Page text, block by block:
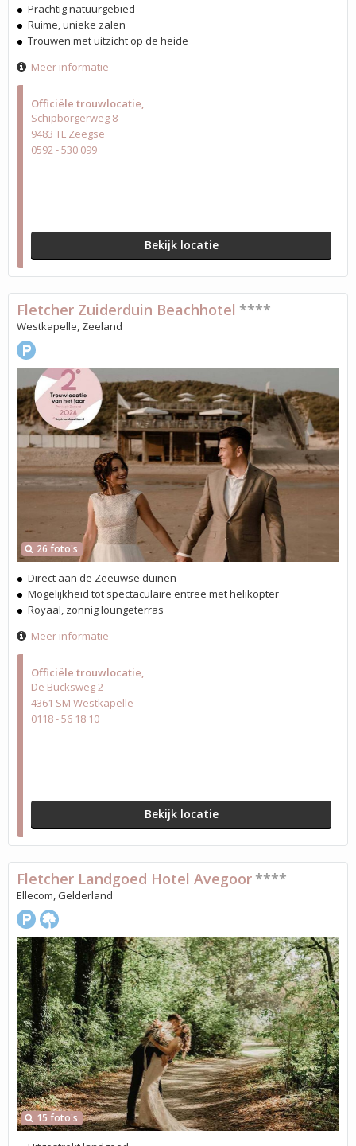
Officiële trouwlocatie
Schipborgerweg 8
9483 TL Zeegse
0592 - 530 099
Bekijk locatie
Prachtig natuurgebied
Ruime, unieke zalen
Trouwen met uitzicht op de heide
Meer informatie
Officiële trouwlocatie
De Bucksweg 2
4361 SM Westkapelle
0118 - 56 18 10
Bekijk locatie
26 foto's
Fletcher Zuiderduin Beachhotel ****
Westkapelle, Zeeland
Direct aan de Zeeuwse duinen
Mogelijkheid tot spectaculaire entree met helikopter
Royaal, zonnig loungeterras
Meer informatie
15 foto's
Fletcher Landgoed Hotel Avegoor ****
Ellecom, Gelderland